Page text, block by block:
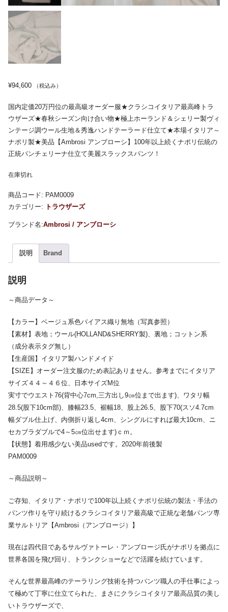
¥94,600 （税込み）
国内定価20万円位の最高級オーダー服★クラシコイタリア最高峰トラ
ウザーズ★春秋シーズン向け合い物★極上ホーランド＆シェリー製ヴィ
ンテージ調ウール生地＆秀逸ハンドテーラード仕立て★本場イタリア～
ナポリ製★美品【Ambrosi アンブローシ】100年以上続くナポリ伝統の
正統パンチェリーナ仕立て美麗スラックスパンツ！
在庫切れ
商品コード: PAM0009
カテゴリー: トラウザーズ
Ambrosi / アンブローシ
説明 Brand
説明
～商品データ～
【カラー】ベージュ系色バイアス織り無地（写真参照）
【素材】表地；ウール(HOLLAND&SHERRY製)、裏地；コットン系
（成分表示タグ無し）
【生産国】イタリア製ハンドメイド
【SIZE】オーダー注文服のため表記ありません。参考までにイタリア
サイズ４４～４６位、日本サイズM位
実寸でウエスト76(背中心7cm,三方出し9㎝位まで出ます)、ワタリ幅
28.5(股下10cm部)、膝幅23.5、裾幅18、股上26.5、股下70(スソ4.7cm
幅ダブル仕上げ、内側折り返し4cm、シングルにすれば最大10cm、ニ
セカブラダブルで4～5㎝位出せます)ｃｍ。
【状態】着用感少ない美品usedです。2020年前後製
PAM0009
～商品説明～
ご存知、イタリア・ナポリで100年以上続くナポリ伝統の製法・手法の
パンツ作りを守り続けるクラシコイタリア最高級で正統な老舗パンツ専
業サルトリア【Ambrosi（アンブロージ）】
現在は四代目であるサルヴァトーレ・アンブロージ氏がナポリを拠点に
世界各国を飛び回り、トランクショーなどで活躍を続けています。
そんな世界最高峰のテーラリング技術を持つパンツ職人の手仕事によっ
て極めて丁寧に仕立てられた、まさにクラシコイタリア最高品質の美し
いトラウザーズで、